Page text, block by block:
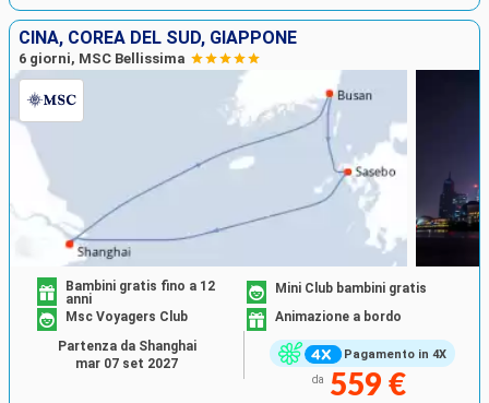
CINA, COREA DEL SUD, GIAPPONE
6 giorni, MSC Bellissima
Pagamento in 4X
Bambini gratis fino a 12
anni
Mini Club bambini gratis
Msc Voyagers Club
Animazione a bordo
da 559 €
Partenza da Shanghai
mar 07 set 2027